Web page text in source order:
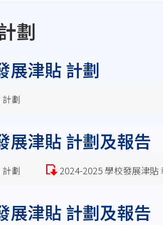
劃
展津貼 計劃
劃
展津貼 計劃及報告
劃 2024-2025 學校發展津貼
展津貼 計劃及報告